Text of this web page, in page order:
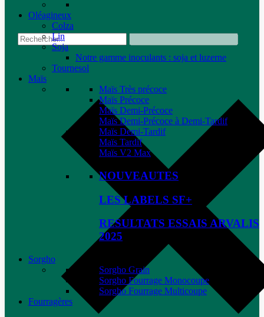
Oléagineux
Colza
Lin
Soja
Notre gamme inoculants : soja et luzerne
Tournesol
Maïs
Maïs Très précoce
Maïs Précoce
Maïs Demi-Précoce
Maïs Demi-Précoce à Demi-Tardif
Maïs Demi-Tardif
Maïs Tardif
Maïs V2 Max
NOUVEAUTES
LES LABELS SF+
RESULTATS ESSAIS ARVALIS
2025
Sorgho
Sorgho Grain
Sorgho Fourrage Monocoupe
Sorgho Fourrage Multicoupe
Fourragères